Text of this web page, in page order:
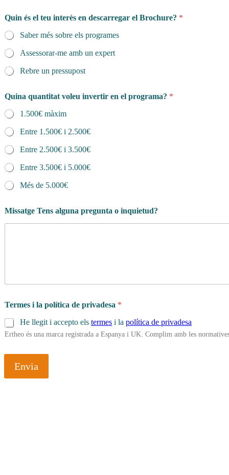
n
a
i
x
e
e
Quin és el teu interès en descarregar el Brochure? *
Saber més sobre els programes
Assessorar-me amb un expert
Rebre un pressupost
Quina quantitat voleu invertir en el programa? *
1.500€ màxim
Entre 1.500€ i 2.500€
Entre 2.500€ i 3.500€
Entre 3.500€ i 5.000€
Més de 5.000€
Missatge Tens alguna pregunta o inquietud?
Termes i la política de privadesa *
He llegit i accepto els termes i la política de privadesa
Ertheo és una marca registrada a Espanya i UK. Complim amb les
Envia